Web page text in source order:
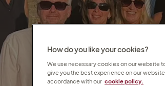
How do you like your cookies?
We use necessary cookies on our website
give you the best experience on our
accordance with our cookie policy.